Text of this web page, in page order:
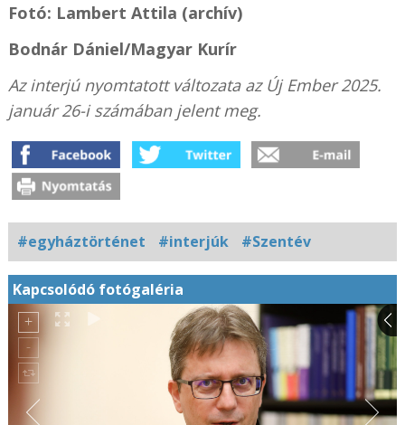
Fotó: Lambert Attila (archív)
Bodnár Dániel/Magyar Kurír
Az interjú nyomtatott változata az Új Ember 2025.
január 26-i számában jelent meg.
#egyháztörténet #interjúk #Szentév
Kapcsolódó fotógaléria